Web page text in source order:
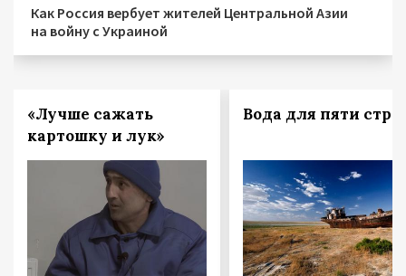
Как Россия вербует жителей Центральной Азии
на войну с Украиной
«Лучше сажать
картошку и лук»
Вода для пяти